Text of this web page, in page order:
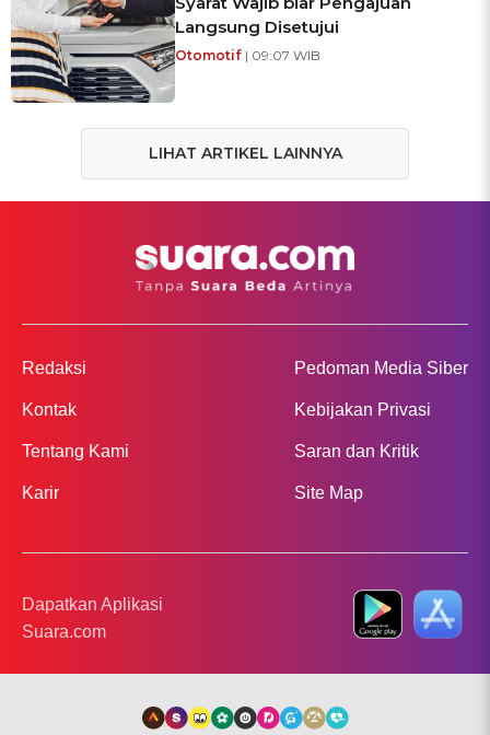
Langsung Disetujui
Otomotif | 09:07 WIB
LIHAT ARTIKEL LAINNYA
Redaksi
Kontak
Tentang Kami
Karir
Pedoman Media Siber
Kebijakan Privasi
Saran dan Kritik
Site Map
Dapatkan Aplikasi
Suara.com